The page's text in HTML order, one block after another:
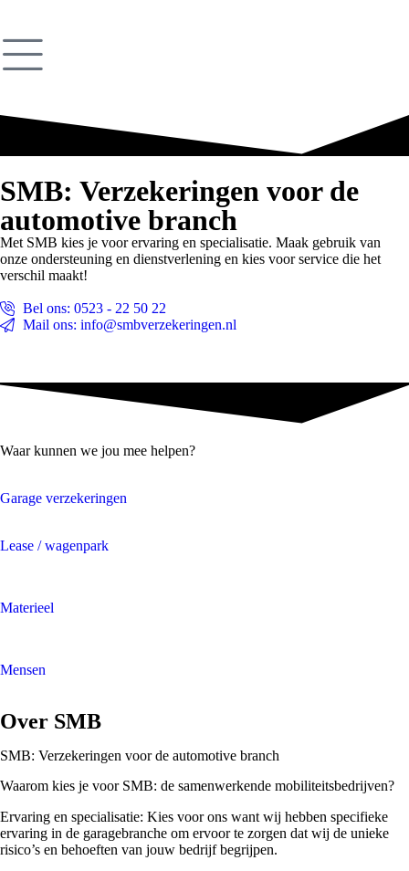
SMB: Verzekeringen voor de
automotive branch
Met SMB kies je voor ervaring en specialisatie. Maak gebruik van
onze ondersteuning en dienstverlening en kies voor service die het
verschil maakt!
Bel ons: 0523 - 22 50 22
Mail ons: info@smbverzekeringen.nl
Waar kunnen we jou mee helpen?
Garage verzekeringen
Lease / wagenpark
Materieel
Mensen
Over SMB
SMB: Verzekeringen voor de automotive branch
Waarom kies je voor SMB: de samenwerkende mobiliteitsbedrijven?
Ervaring en specialisatie: Kies voor ons want wij hebben specifieke
ervaring in de garagebranche om ervoor te zorgen dat wij de unieke
risico’s en behoeften van jouw bedrijf begrijpen.